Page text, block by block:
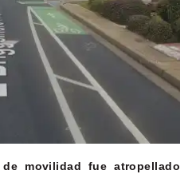
movilidad fue atropellado